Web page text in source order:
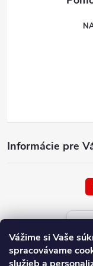
Vážime si Vaše
spracovávame
Informácie pre